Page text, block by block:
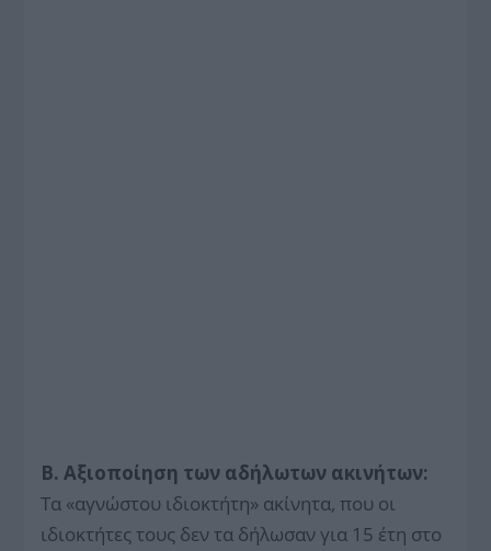
Β. Αξιοποίηση των αδήλωτων ακινήτων:
Τα «αγνώστου ιδιοκτήτη» ακίνητα, που οι
ιδιοκτήτες τους δεν τα δήλωσαν για 15 έτη στο